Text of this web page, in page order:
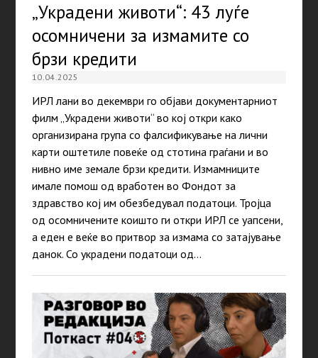
„Украдени животи“: 43 луѓе
осомничени за измамите со
брзи кредити
10.04.2025
ИРЛ лани во декември го објави документарниот
филм „Украдени животи“ во кој откри како
организирана група со фалсификување на лични
карти оштетиле повеќе од стотина граѓани и во
нивно име земале брзи кредити. Измамниците
имале помош од вработен во Фондот за
здравство кој им обезбедувал податоци. Тројца
од осомничените коишто ги откри ИРЛ се уапсени,
а еден е веќе во притвор за измама со затајување
данок. Со украдени податоци од…